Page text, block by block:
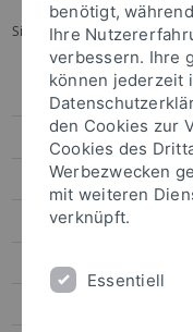
Sie sind hier: Startseite
Pressemitteilungen
Archiv
attempto online
Newsletter Uni Tübingen
benötigt,
Ihre
verbessern. Ihre
können jederzeit
den Cookies zur
Cookies des
Werbezwecken
mit weiteren
verknüpft.
Essentiell